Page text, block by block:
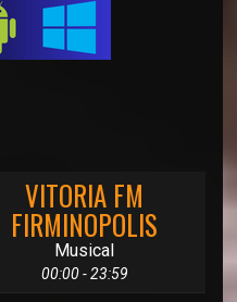
VITORIA FM
FIRMINOPOLIS
Musical
00:00 - 23:59